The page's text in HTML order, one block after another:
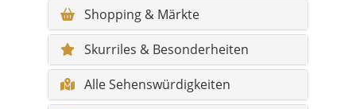
Shopping & Märkte
Skurriles & Besonderheiten
Alle Sehenswürdigkeiten